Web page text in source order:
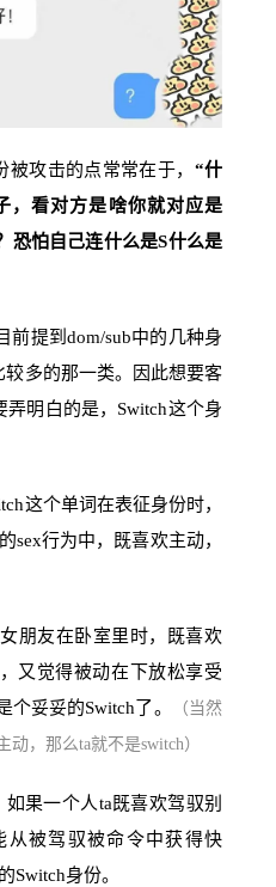
被攻击的点常常在于， “什
，看对方是啥你就对应是
恐怕自己连什么是S什么是
前提到dom/sub中的几种身
多的那一类。因此想要客
弄明白的是，Switch这个身
这个单词在表征身份时，
sex行为中，既喜欢主动，
朋友在卧室里时，既喜欢
又觉得被动在下放松享受
妥妥的Switch了。
（当然
，那么ta就不是switch）
果一个人ta既喜欢驾驭别
从被驾驭被命令中获得快
Switch身份。